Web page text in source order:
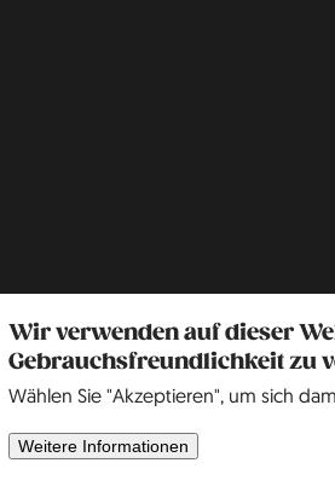
Wir verwenden auf dieser
Gebrauchsfreundlichkeit zu
Wählen Sie "Akzeptieren", um sich
Weitere Informationen